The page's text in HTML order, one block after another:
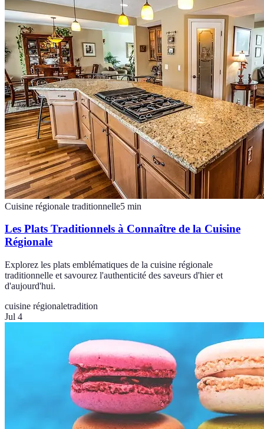
Cuisine régionale traditionnelle5 min
Les Plats Traditionnels à Connaître de la Cuisine
Régionale
Explorez les plats emblématiques de la cuisine régionale
traditionnelle et savourez l'authenticité des saveurs d'hier et
d'aujourd'hui.
cuisine régionaletradition
Jul 4